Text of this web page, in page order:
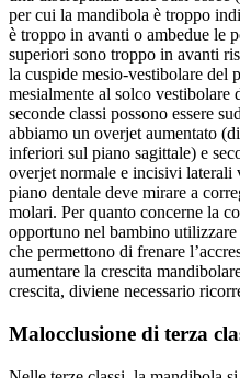
per cui la mandibola è troppo
è troppo in avanti o ambedue le
superiori sono troppo in avanti
la cuspide mesio-vestibolare del
mesialmente al solco
seconde classi possono essere
abbiamo un overjet aumentato
inferiori sul piano sagittale) e
overjet normale e incisivi laterali
piano dentale deve mirare a
molari. Per quanto concerne la
opportuno nel bambino
che permettono di frenare
aumentare la crescita
crescita, diviene necessario
Malocclusione di terza